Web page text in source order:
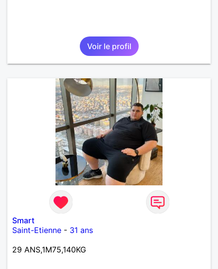
Voir le profil
Smart
Saint-Etienne - 31 ans
29 ANS,1M75,140KG